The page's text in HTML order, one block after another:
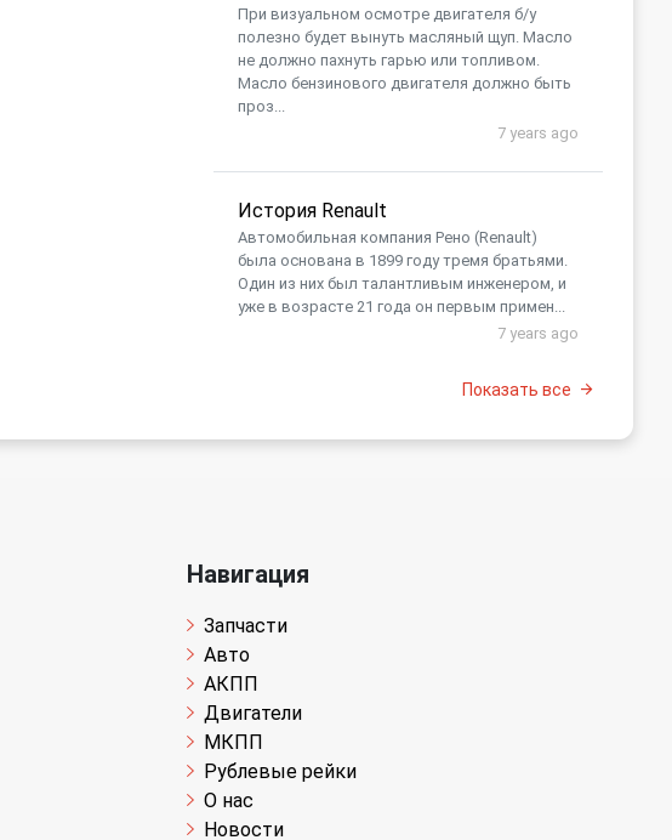
При визуальном осмотре двигателя б/у
полезно будет вынуть масляный щуп. Масло
не должно пахнуть гарью или топливом.
Масло бензинового двигателя должно быть
проз...
7 years ago
История Renault
Автомобильная компания Рено (Renault)
была основана в 1899 году тремя братьями.
Один из них был талантливым инженером, и
уже в возрасте 21 года он первым примен...
7 years ago
Показать все
Навигация
Запчасти
Авто
АКПП
Двигатели
МКПП
Рублевые рейки
О нас
Новости